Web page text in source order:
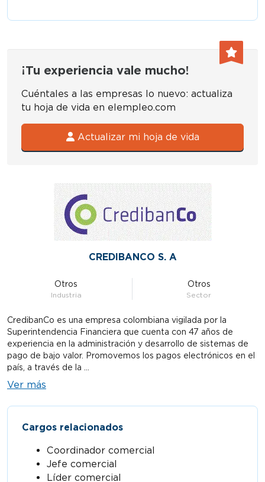
CREDIBANCO S. A
Otros
Industria
Otros
Sector
CredibanCo es una empresa colombiana vigilada por la
Superintendencia Financiera que cuenta con 47 años de
experiencia en la administración y desarrollo de sistemas de
pago de bajo valor. Promovemos los pagos electrónicos en el
país, a través de la ...
Ver más
Cargos relacionados
Coordinador comercial
Jefe comercial
Líder comercial
¡Tu experiencia vale mucho!
Cuéntales a las empresas lo nuevo: actualiza
tu hoja de vida en elempleo.com
Actualizar mi hoja de vida